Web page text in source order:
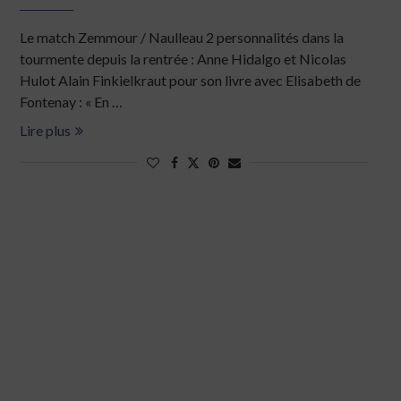
Le match Zemmour / Naulleau 2 personnalités dans la
tourmente depuis la rentrée : Anne Hidalgo et Nicolas
Hulot Alain Finkielkraut pour son livre avec Elisabeth de
Fontenay : « En …
Lire plus